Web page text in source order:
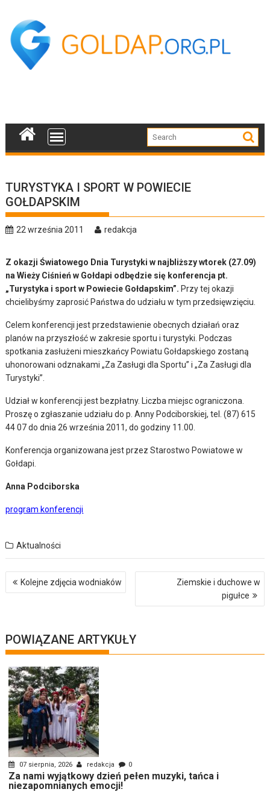
content
TURYSTYKA I SPORT W POWIECIE
GOŁDAPSKIM
22 września 2011 redakcja
Z okazji Światowego Dnia Turystyki w najbliższy wtorek (27.09)
na Wieży Ciśnień w Gołdapi odbędzie się konferencja pt.
„Turystyka i sport w Powiecie Gołdapskim”. Przy tej okazji
chcielibyśmy zaprosić Państwa do udziału w tym przedsięwzięciu.
Celem konferencji jest przedstawienie obecnych działań oraz
planów na przyszłość w zakresie sportu i turystyki. Podczas
spotkania zasłużeni mieszkańcy Powiatu Gołdapskiego zostaną
uhonorowani odznakami „Za Zasługi dla Sportu” i „Za Zasługi dla
Turystyki”.
Udział w konferencji jest bezpłatny. Liczba miejsc ograniczona.
Proszę o zgłaszanie udziału do p. Anny Podciborskiej, tel. (87) 615
44 07 do dnia 26 września 2011, do godziny 11.00.
Konferencja organizowana jest przez Starostwo Powiatowe w
Gołdapi.
Anna Podciborska
program konferencji
Aktualności
Nawigacja
wpisu
Kolejne zdjęcia wodniaków
Ziemskie i duchowe w
pigułce
POWIĄZANE ARTYKUŁY
07 sierpnia, 2026 redakcja 0
Za nami wyjątkowy dzień pełen muzyki, tańca i
niezapomnianych emocji!